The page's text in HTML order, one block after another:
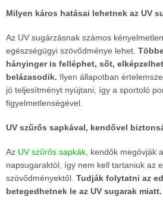
Milyen káros hatásai lehetnek az UV
Az UV sugárzásnak számos
egészségügyi szövődménye lehet.
hányinger is felléphet, sőt,
belázasodik. Ilyen állapotban
jó teljesítményt nyújtani, így a sportoló
figyelmetlenségével.
UV szűrős sapkával, kendővel
Az UV szűrős sapkák, kendők megóvják
napsugaraktól, így nem kell tartaniuk az
szövődményektől. Tudják folytatni az
betegedhetnek le az UV sugarak miatt.